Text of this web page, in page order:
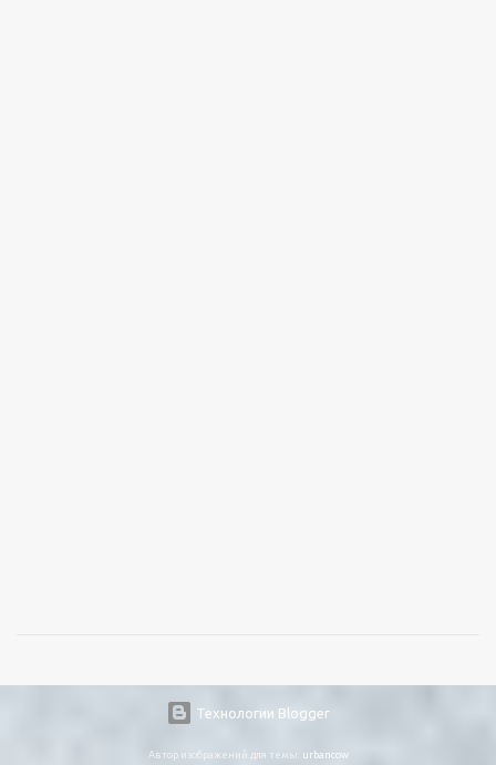
Технологии Blogger
Автор изображений для темы: urbancow